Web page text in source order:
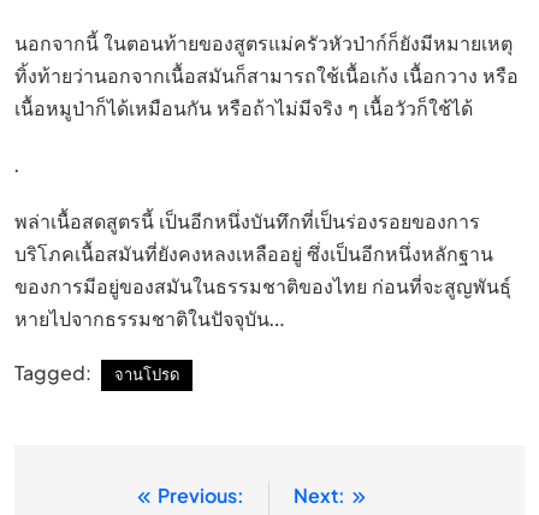
นอกจากนี้ ในตอนท้ายของสูตรแม่ครัวหัวป่าก์ก็ยังมีหมายเหตุ
ทิ้งท้ายว่านอกจากเนื้อสมันก็สามารถใช้เนื้อเก้ง เนื้อกวาง หรือ
เนื้อหมูป่าก็ได้เหมือนกัน หรือถ้าไม่มีจริง ๆ เนื้อวัวก็ใช้ได้
.
พล่าเนื้อสดสูตรนี้ เป็นอีกหนึ่งบันทึกที่เป็นร่องรอยของการ
บริโภคเนื้อสมันที่ยังคงหลงเหลืออยู่ ซึ่งเป็นอีกหนึ่งหลักฐาน
ของการมีอยู่ของสมันในธรรมชาติของไทย ก่อนที่จะสูญพันธุ์
หายไปจากธรรมชาติในปัจจุบัน…
Tagged: จานโปรด
แนะแนว Previous: Next: